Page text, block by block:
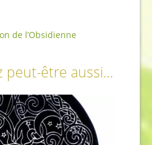
de l’Obsidienne
peut-être aussi…